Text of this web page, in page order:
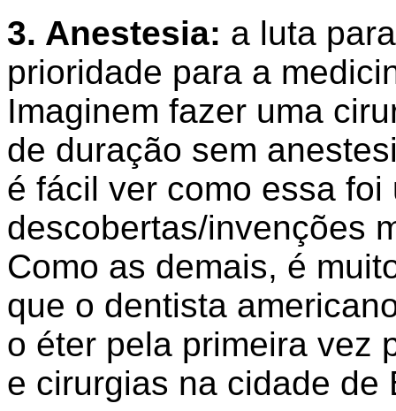
3. Anestesia: a luta
prioridade para a
Imaginem fazer uma
de duração sem
é fácil ver como essa
descobertas/invenções
Como as demais, é
que o dentista
o éter pela primeira vez
e cirurgias na cidade de